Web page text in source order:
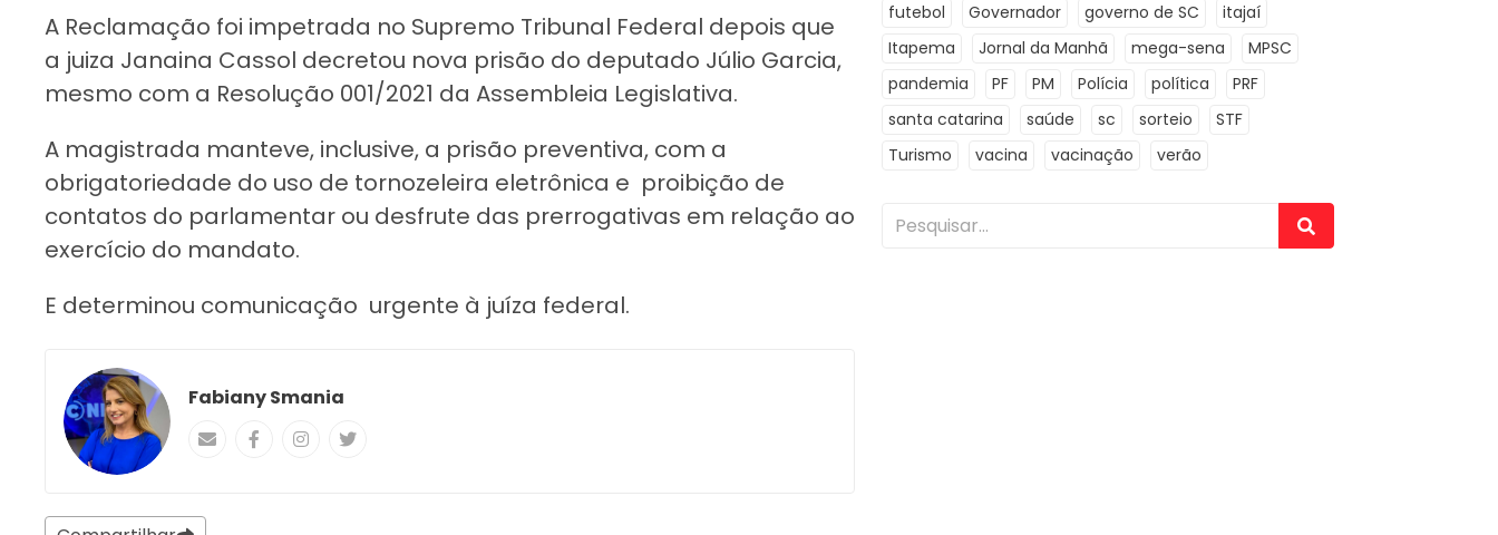
A Reclamação foi impetrada no Supremo Tribunal Federal depois que
a juiza Janaina Cassol decretou nova prisão do deputado Júlio Garcia,
mesmo com a Resolução 001/2021 da Assembleia Legislativa.
A magistrada manteve, inclusive, a prisão preventiva, com a
obrigatoriedade do uso de tornozeleira eletrônica e proibição de
contatos do parlamentar ou desfrute das prerrogativas em relação ao
exercício do mandato.
E determinou comunicação urgente à juíza federal.
Fabiany Smania
futebol
Governador governo de SC
itajaí
Itapema
Jornal da Manhã mega-sena
MPSC
pandemia
PF PM Polícia política
PRF
santa catarina
saúde sc sorteio
STF
Turismo
vacina vacinação verão